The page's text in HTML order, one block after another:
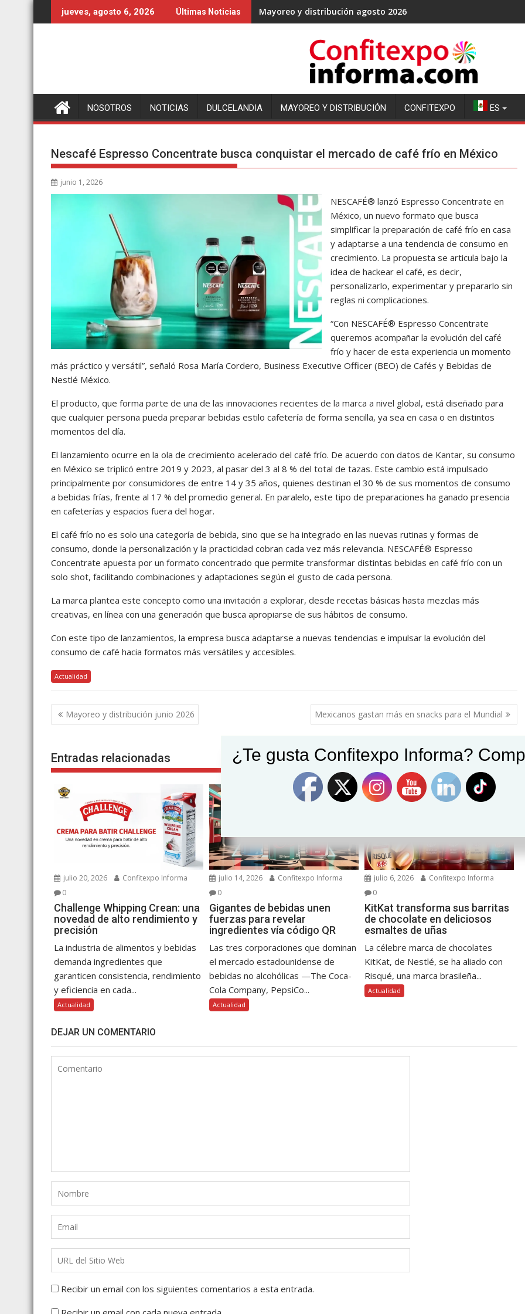
al
jueves, agosto 6, 2026 Últimas Noticias Mayoreo y distribución agosto 2026
NOSOTROS NOTICIAS DULCELANDIA MAYOREO Y DISTRIBUCIÓN CONFITEXPO ES
Nescafé Espresso Concentrate busca conquistar el mercado de café frío en México
junio 1, 2026
NESCAFÉ® lanzó Espresso Concentrate en
México, un nuevo formato que busca
simplificar la preparación de café frío en casa
y adaptarse a una tendencia de consumo en
crecimiento. La propuesta se articula bajo la
idea de hackear el café, es decir,
personalizarlo, experimentar y prepararlo sin
reglas ni complicaciones.
“Con NESCAFÉ® Espresso Concentrate
queremos acompañar la evolución del café
frío y hacer de esta experiencia un momento
más práctico y versátil”, señaló Rosa María Cordero, Business Executive Officer (BEO) de Cafés y Bebidas de
Nestlé México.
El producto, que forma parte de una de las innovaciones recientes de la marca a nivel global, está diseñado para
que cualquier persona pueda preparar bebidas estilo cafetería de forma sencilla, ya sea en casa o en distintos
momentos del día.
El lanzamiento ocurre en la ola de crecimiento acelerado del café frío. De acuerdo con datos de Kantar, su consumo
en México se triplicó entre 2019 y 2023, al pasar del 3 al 8 % del total de tazas. Este cambio está impulsado
principalmente por consumidores de entre 14 y 35 años, quienes destinan el 30 % de sus momentos de consumo
a bebidas frías, frente al 17 % del promedio general. En paralelo, este tipo de preparaciones ha ganado presencia
en cafeterías y espacios fuera del hogar.
El café frío no es solo una categoría de bebida, sino que se ha integrado en las nuevas rutinas y formas de
consumo, donde la personalización y la practicidad cobran cada vez más relevancia. NESCAFÉ® Espresso
Concentrate apuesta por un formato concentrado que permite transformar distintas bebidas en café frío con un
solo shot, facilitando combinaciones y adaptaciones según el gusto de cada persona.
La marca plantea este concepto como una invitación a explorar, desde recetas básicas hasta mezclas más
creativas, en línea con una generación que busca apropiarse de sus hábitos de consumo.
Con este tipo de lanzamientos, la empresa busca adaptarse a nuevas tendencias e impulsar la evolución del
consumo de café hacia formatos más versátiles y accesibles.
Actualidad
Navegación
de
Mayoreo y distribución junio 2026 Mexicanos gastan más en snacks para el Mundial
Entradas relacionadas
julio 20, 2026
Confitexpo Informa
0
Challenge Whipping Crean: una
novedad de alto rendimiento y
precisión
La industria de alimentos y bebidas
demanda ingredientes que
garanticen consistencia, rendimiento
y eficiencia en cada...
Actualidad
julio 14, 2026
Confitexpo Informa
0
Gigantes de bebidas unen
fuerzas para revelar
ingredientes vía código QR
Las tres corporaciones que dominan
el mercado estadounidense de
bebidas no alcohólicas —The Coca-
Cola Company, PepsiCo...
Actualidad
julio 6, 2026
Confitexpo Informa
0
KitKat transforma sus barritas
de chocolate en deliciosos
esmaltes de uñas
La célebre marca de chocolates
KitKat, de Nestlé, se ha aliado con
Risqué, una marca brasileña...
Actualidad
DEJAR UN COMENTARIO
Recibir un email con los siguientes comentarios a esta entrada.
¿Te gusta Confitexpo Informa?